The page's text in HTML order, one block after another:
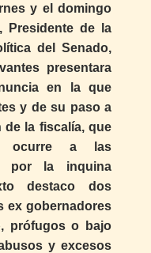
y el domingo
Presidente de la
del Senado,
presentara
en la que
y de su paso a
de la fiscalía, que
ocurre a las
por la inquina
destaco dos
ex gobernadores
prófugos o bajo
y excesos